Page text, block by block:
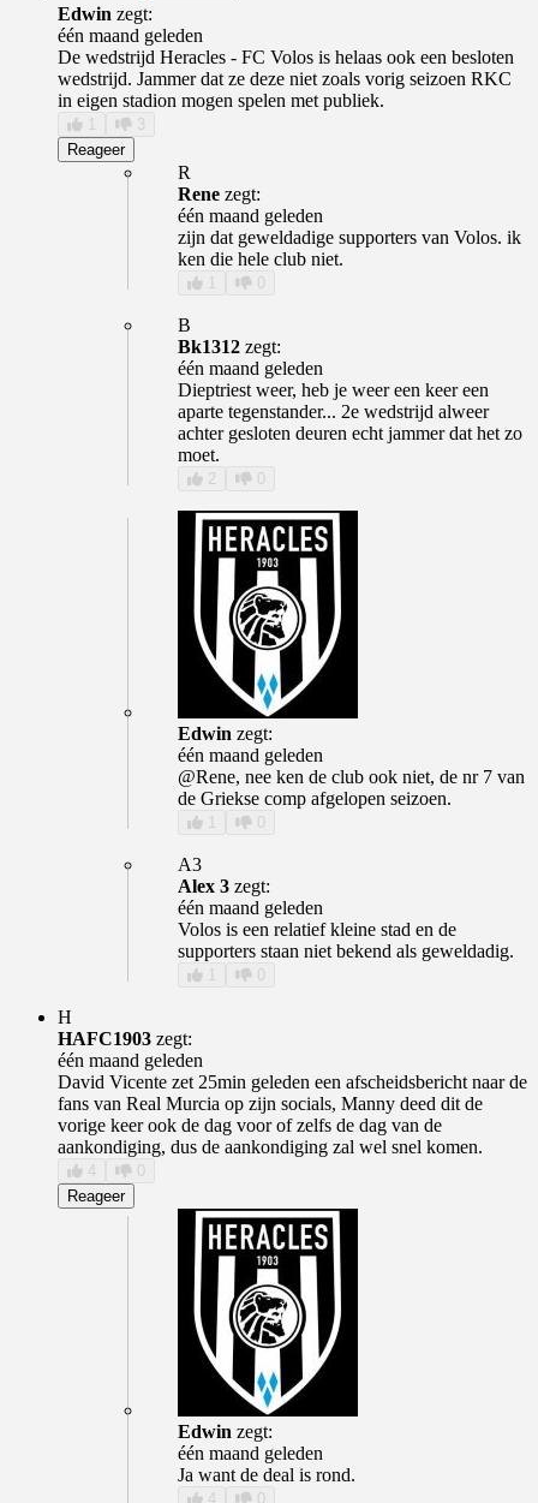
Edwin zegt:
één maand geleden
De wedstrijd Heracles - FC Volos is helaas ook een besloten
wedstrijd. Jammer dat ze deze niet zoals vorig seizoen RKC
in eigen stadion mogen spelen met publiek.
1
3
Reageer
R
Rene zegt:
één maand geleden
zijn dat geweldadige supporters van Volos. ik
ken die hele club niet.
1 0
B
Bk1312 zegt:
één maand geleden
Dieptriest weer, heb je weer een keer een
aparte tegenstander... 2e wedstrijd alweer
achter gesloten deuren echt jammer dat het zo
moet.
2 0
Edwin zegt:
één maand geleden
@Rene, nee ken de club ook niet, de nr 7 van
de Griekse comp afgelopen seizoen.
1 0
A3
Alex 3 zegt:
één maand geleden
Volos is een relatief kleine stad en de
supporters staan niet bekend als geweldadig.
1 0
H
HAFC1903 zegt:
één maand geleden
David Vicente zet 25min geleden een afscheidsbericht naar de
fans van Real Murcia op zijn socials, Manny deed dit de
vorige keer ook de dag voor of zelfs de dag van de
aankondiging, dus de aankondiging zal wel snel komen.
4
0
Reageer
Edwin zegt:
één maand geleden
Ja want de deal is rond.
4 0